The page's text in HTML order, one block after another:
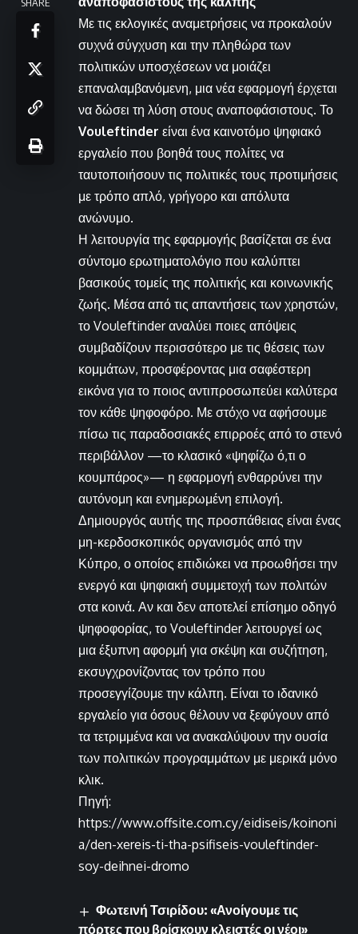
SHARE
Με τις εκλογικές αναμετρήσεις να προκαλούν
συχνά σύγχυση και την πληθώρα των
πολιτικών υποσχέσεων να μοιάζει
επαναλαμβανόμενη, μια νέα εφαρμογή έρχεται
να δώσει τη λύση στους αναποφάσιστους. Το
Vouleftinder είναι ένα καινοτόμο ψηφιακό
εργαλείο που βοηθά τους πολίτες να
ταυτοποιήσουν τις πολιτικές τους προτιμήσεις
με τρόπο απλό, γρήγορο και απόλυτα
ανώνυμο.
Η λειτουργία της εφαρμογής βασίζεται σε ένα
σύντομο ερωτηματολόγιο που καλύπτει
βασικούς τομείς της πολιτικής και κοινωνικής
ζωής. Μέσα από τις απαντήσεις των χρηστών,
το Vouleftinder αναλύει ποιες απόψεις
συμβαδίζουν περισσότερο με τις θέσεις των
κομμάτων, προσφέροντας μια σαφέστερη
εικόνα για το ποιος αντιπροσωπεύει καλύτερα
τον κάθε ψηφοφόρο. Με στόχο να αφήσουμε
πίσω τις παραδοσιακές επιρροές από το στενό
περιβάλλον —το κλασικό «ψηφίζω ό,τι ο
κουμπάρος»— η εφαρμογή ενθαρρύνει την
αυτόνομη και ενημερωμένη επιλογή.
Δημιουργός αυτής της προσπάθειας είναι ένας
μη-κερδοσκοπικός οργανισμός από την
Κύπρο, ο οποίος επιδιώκει να προωθήσει την
ενεργό και ψηφιακή συμμετοχή των πολιτών
στα κοινά. Αν και δεν αποτελεί επίσημο οδηγό
ψηφοφορίας, το Vouleftinder λειτουργεί ως
μια έξυπνη αφορμή για σκέψη και συζήτηση,
εκσυγχρονίζοντας τον τρόπο που
προσεγγίζουμε την κάλπη. Είναι το ιδανικό
εργαλείο για όσους θέλουν να ξεφύγουν από
τα τετριμμένα και να ανακαλύψουν την ουσία
των πολιτικών προγραμμάτων με μερικά μόνο
κλικ.
Πηγή:
https://www.offsite.com.cy/eidiseis/koinoni
a/den-xereis-ti-tha-psifiseis-vouleftinder-
soy-deihnei-dromo
Φωτεινή Τσιρίδου: «Ανοίγουμε τις
πόρτες που βρίσκουν κλειστές οι νέοι»